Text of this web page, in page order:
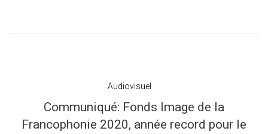
Audiovisuel
Communiqué: Fonds Image de la
Francophonie 2020, année record pour le